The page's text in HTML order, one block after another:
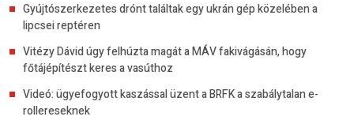
Gyújtószerkezetes drónt találtak egy ukrán gép közelében a
lipcsei reptéren
Vitézy Dávid úgy felhúzta magát a MÁV fakivágásán, hogy
főtájépítészt keres a vasúthoz
Videó: ügyefogyott kaszással üzent a BRFK a szabálytalan e-
rollereseknek